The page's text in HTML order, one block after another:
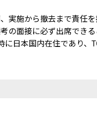
実施から撤去まで責任を
の面接に必ず出席でき
に日本国内在住であり